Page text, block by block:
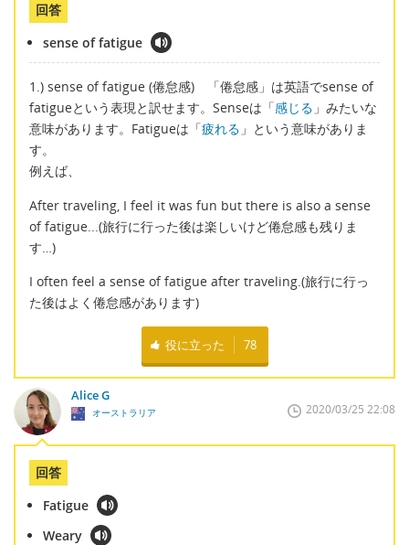
回答
sense of fatigue
1.) sense of fatigue (倦怠感) 「倦怠感」は英語でsense of
fatigueという表現と訳せます。Senseは「感じる 」みたいな
意味があります。Fatigueは「疲れる 」という意味がありま
す。
例えば、
After traveling, I feel it was fun but there is also a sense
of fatigue...(旅行に行った後は楽しいけど倦怠感も残りま
す…)
I often feel a sense of fatigue after traveling.(旅行に行っ
た後はよく倦怠感があります)
役に立った 78
Alice G
オーストラリア 2020/03/25 22:08
回答
Fatigue
Weary